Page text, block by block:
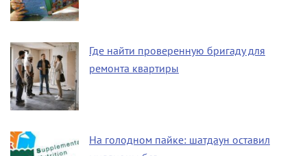
Где найти проверенную бригаду для
ремонта квартиры
На голодном пайке: шатдаун оставил